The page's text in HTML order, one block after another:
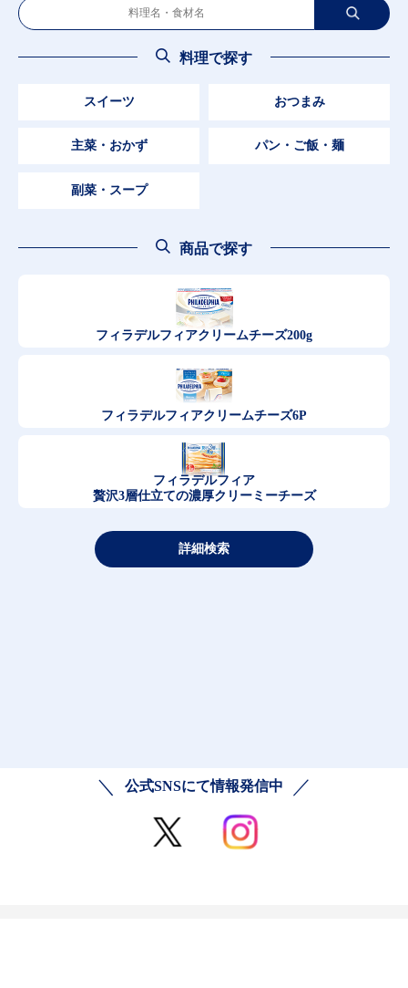
料理で探す
スイーツ おつまみ
主菜・おかず パン・ご飯・麺
副菜・スープ
商品で探す
フィラデルフィアクリームチーズ200g
フィラデルフィアクリームチーズ6P
フィラデルフィア
贅沢3層仕立ての濃厚クリーミーチーズ
詳細検索
公式SNSにて情報発信中